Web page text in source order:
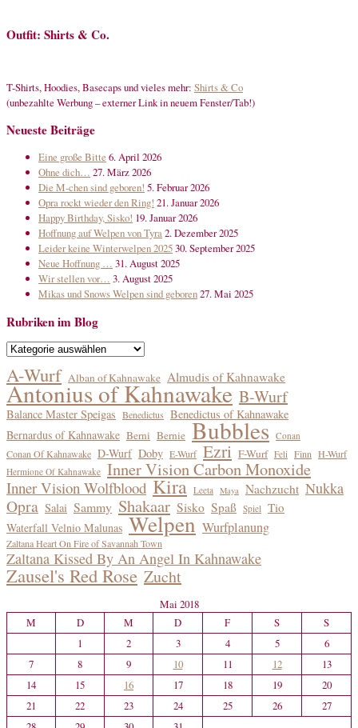
Outfit: Shirts & Co.
T-Shirts, Hoodies, Basecaps und vieles mehr: Shirts & Co
(unbezahlte Werbung – externer Link in neuem Fenster/Tab!)
Neueste Beiträge
Eine große Bitte 6. April 2026
Ohne dich… 27. März 2026
Die M-chen sind geboren! 5. Februar 2026
Opra rockt wieder den Ring! 21. Januar 2026
Happy Birthday, Sisko! 19. Januar 2026
Hoffnung auf Welpen von Tyra2. Dezember 2025
Leider keine Winterwelpen 202530. September 2025
Neue Hoffnung … 31. August 2025
Wir stellen vor… 3. August 2025
Mikas und Snows Welpen sind geboren27. Mai 2025
Rubriken im Blog
Rubriken
Blog
A-Wurf Alban of Kahnawake Almudis of Kahnawake
Antonius of Kahnawake B-Wurf
Balance Master Speigas Benedictus Benedictus of Kahnawake
Bernardus of Kahnawake Berni Bernie Bubbles Conan
Conan Of Kahnawake D-Wurf Doby E-Wurf Ezri F-Wurf Feli Finn H-Wurf
Hermione Of Kahnawake Inner Vision Carbon Monoxide
Inner Vision Wolfblood Kira Leeta Maya Nachzucht Nukka
Opra Salai Sammy Shakaar Sisko Spaß Spiel Tio
Waterfall Velnio Malunas Welpen Wurfplanung
Zaltana Heart On Fire of Savannah Town
Zaltana Kissed By An Angel In Kahnawake
Zausel's Red Rose Zucht
Mai 2018
M
D M D F S
S
1
2 3 4 5
6
7
8 9 10 11 12
13
14
15 16 17 18 19
20
21
22 23 24 25 26
27